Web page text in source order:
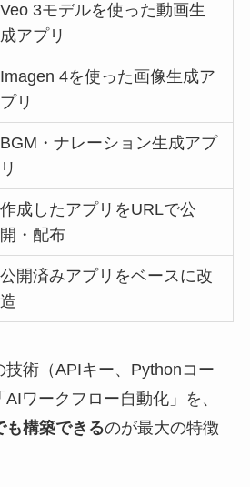
Veo 3モデルを使った動画生
成アプリ
Imagen 4を使った画像生成ア
プリ
BGM・ナレーション生成アプ
リ
作成したアプリをURLで公
開・配布
公開済みアプリをベースに改
造
術（APIキー、Pythonコー
ワークフロー自動化」を、
も構築できるのが最大の特徴